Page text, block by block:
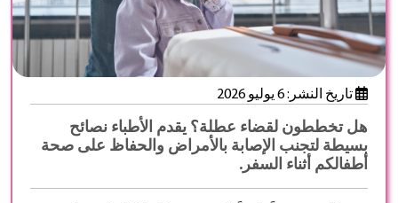
تاريخ النشر: 6 يوليو 2026
هل تخططون لقضاء عطلة؟ يقدم الأطباء نصائح
بسيطة لتجنب الإصابة بالأمراض والحفاظ على صحة
أطفالكم أثناء السفر.